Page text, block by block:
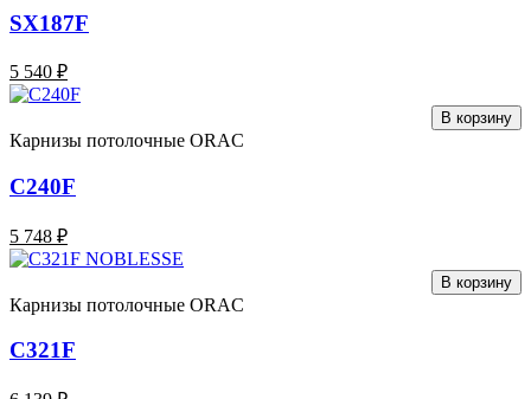
SX187F
5 540 ₽
В корзину
Карнизы потолочные ORAC
C240F
5 748 ₽
В корзину
Карнизы потолочные ORAC
C321F